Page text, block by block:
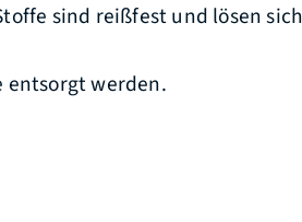
sind reißfest und lösen
werden.